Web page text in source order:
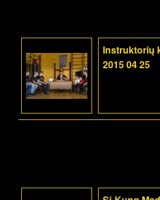
Instruktorių
2015 04 25